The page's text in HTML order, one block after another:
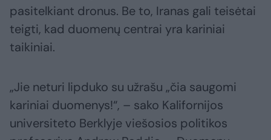
pasitelkiant dronus. Be to, Iranas gali teisėtai
teigti, kad duomenų centrai yra kariniai
taikiniai.
„Jie neturi lipduko su užrašu „čia saugomi
kariniai duomenys!“, – sako Kalifornijos
universiteto Berklyje viešosios politikos